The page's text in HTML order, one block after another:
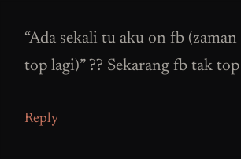
“Ada sekali tu aku on fb
top lagi)” ?? Sekarang fb tak top
Reply